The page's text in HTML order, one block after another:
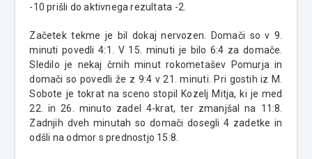
-10 prišli do aktivnega rezultata -2.
Začetek tekme je bil dokaj nervozen. Domači so v 9.
minuti povedli 4:1. V 15. minuti je bilo 6:4 za domače.
Sledilo je nekaj črnih minut rokometašev Pomurja in
domači so povedli že z 9:4 v 21. minuti. Pri gostih iz M.
Sobote je tokrat na sceno stopil Kozelj Mitja, ki je med
22. in 26. minuto zadel 4-krat, ter zmanjšal na 11:8.
Zadnjih dveh minutah so domači dosegli 4 zadetke in
odšli na odmor s prednostjo 15:8.